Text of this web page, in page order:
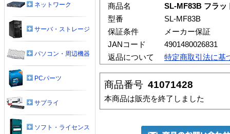
商品名
SL-MF83B フラッ
型番
SL-MF83B
保証条件
メーカー保証
JANコード
4901480026831
返品について
特定商取引法に基
商品番号 41071428
本商品は販売を終了しました
ネットワーク
サーバ・ストレージ
パソコン・周辺機器
PCパーツ
サプライ
ソフト・ライセンス